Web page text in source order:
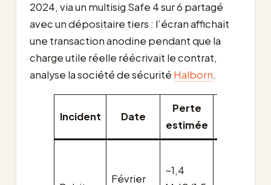
2024, via un multisig Safe 4 sur 6 partagé
avec un dépositaire tiers : l’écran affichait
une transaction anodine pendant que la
charge utile réelle réécrivait le contrat,
analyse la société de sécurité Halborn.
Incident Date
Perte
estimée
Février
~1,4